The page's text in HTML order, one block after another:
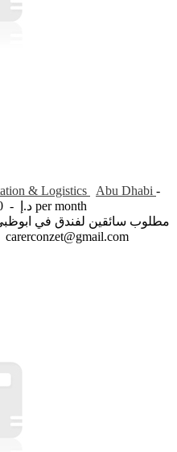
& Logistics Abu Dhabi -
8,000 د.إ - 9,000 د.إ per month
التقديم من خلال البريد الالكتروني carerconzet@gmail.com